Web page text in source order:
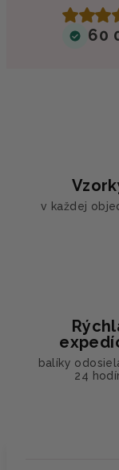
60
v každej
balíky
24